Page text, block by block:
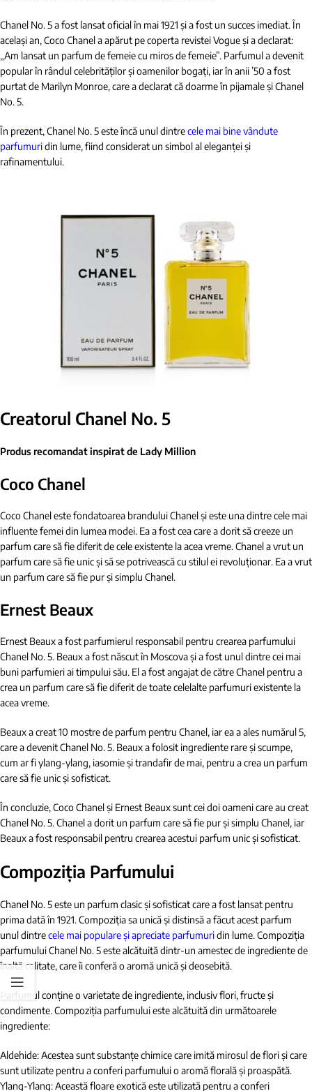
Chanel No. 5 a fost lansat oficial în mai 1921 și a fost un succes imediat. În
același an, Coco Chanel a apărut pe coperta revistei Vogue și a declarat:
„Am lansat un parfum de femeie cu miros de femeie”. Parfumul a devenit
popular în rândul celebrităților și oamenilor bogați, iar în anii ’50 a fost
purtat de Marilyn Monroe, care a declarat că doarme în pijamale și Chanel
No. 5.
În prezent, Chanel No. 5 este încă unul dintrecele mai bine vândute
parfumuridin lume, fiind considerat un simbol al eleganței și
rafinamentului.
Creatorul Chanel No. 5
Produs recomandat inspirat de Lady Million
Coco Chanel
Coco Chanel este fondatoarea brandului Chanel și este una dintre cele mai
influente femei din lumea modei. Ea a fost cea care a dorit să creeze un
parfum care să fie diferit de cele existente la acea vreme. Chanel a vrut un
parfum care să fie unic și să se potrivească cu stilul ei revoluționar. Ea a vrut
un parfum care să fie pur și simplu Chanel.
Ernest Beaux
Ernest Beaux a fost parfumierul responsabil pentru crearea parfumului
Chanel No. 5. Beaux a fost născut în Moscova și a fost unul dintre cei mai
buni parfumieri ai timpului său. El a fost angajat de către Chanel pentru a
crea un parfum care să fie diferit de toate celelalte parfumuri existente la
acea vreme.
Beaux a creat 10 mostre de parfum pentru Chanel, iar ea a ales numărul 5,
care a devenit Chanel No. 5. Beaux a folosit ingrediente rare și scumpe,
cum ar fi ylang-ylang, iasomie și trandafir de mai, pentru a crea un parfum
care să fie unic și sofisticat.
În concluzie, Coco Chanel și Ernest Beaux sunt cei doi oameni care au creat
Chanel No. 5. Chanel a dorit un parfum care să fie pur și simplu Chanel, iar
Beaux a fost responsabil pentru crearea acestui parfum unic și sofisticat.
Compoziția Parfumului
Chanel No. 5 este un parfum clasic și sofisticat care a fost lansat pentru
prima dată în 1921. Compoziția sa unică și distinsă a făcut acest parfum
unul dintrecele mai populare și apreciate parfumuridin lume. Compoziția
parfumului Chanel No. 5 este alcătuită dintr-un amestec de ingrediente de
înaltă calitate, care îi conferă o aromă unică și deosebită.
Parfumul conține o varietate de ingrediente, inclusiv flori, fructe și
condimente. Compoziția parfumului este alcătuită din următoarele
ingrediente:
Aldehide: Acestea sunt substanțe chimice care imită mirosul de flori și care
sunt utilizate pentru a conferi parfumului o aromă florală și proaspătă.
Ylang-Ylang: Această floare exotică este utilizată pentru a conferi